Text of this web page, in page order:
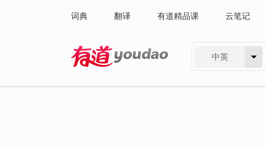
词典 翻译 有道精品课 云笔记
中英